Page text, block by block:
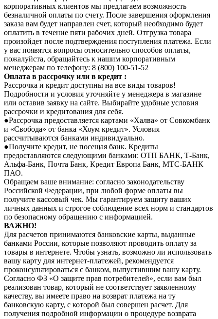
корпоративных клиентов мы предлагаем возможность
безналичной оплаты по счету. После завершения оформления
заказа вам будет направлен счет, который необходимо будет
оплатить в течение пяти рабочих дней. Отгрузка товара
произойдет после подтверждения поступления платежа. Если
у вас появятся вопросы относительно способов оплаты,
пожалуйста, обращайтесь к нашим корпоративным
менеджерам по телефону: 8 (800) 100-51-52
Оплата в рассрочку или в кредит :
Рассрочка и кредит доступны на все виды товаров!
Подробности и условия уточняйте у менеджера в магазине
или оставив заявку на сайте. Выбирайте удобные условия
рассрочки и кредитования для себя.
●Рассрочка предоставляется картами «Халва» от Совкомбанк
и «Свобода» от банка «Хоум кредит». Условия
рассчитываются банками индивидуально.
●Получите кредит, не посещая банк. Кредиты
предоставляются следующими банками: ОТП БАНК, Т-Банк,
Альфа-Банк, Почта Банк, Кредит Европа Банк, МТС-БАНК
ПАО.
Обращаем ваше внимание: согласно законодательству
Российской Федерации, при любой форме оплаты вы
получите кассовый чек. Мы гарантируем защиту ваших
личных данных и строгое соблюдение всех норм и стандартов
по безопасному обращению с информацией.
ВАЖНО!
Для расчетов принимаются банковские карты, выданные
банками России, которые позволяют проводить оплату за
товары в интернете. Чтобы узнать, возможно ли использовать
вашу карту для интернет-платежей, рекомендуется
проконсультироваться с банком, выпустившим вашу карту.
Согласно ФЗ «О защите прав потребителей», если вам был
реализован товар, который не соответствует заявленному
качеству, вы имеете право на возврат платежа на ту
банковскую карту, с которой был совершен расчет. Для
получения подробной информации о процедуре возврата